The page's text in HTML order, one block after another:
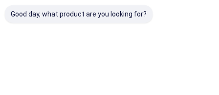
전자 와이어 장비
Good day, what product are you looking for?